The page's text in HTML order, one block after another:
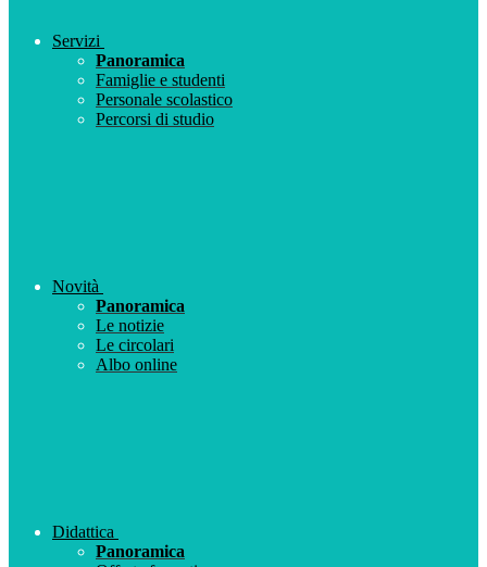
Servizi
Panoramica
Famiglie e studenti
Personale scolastico
Percorsi di studio
Novità
Panoramica
Le notizie
Le circolari
Albo online
Didattica
Panoramica